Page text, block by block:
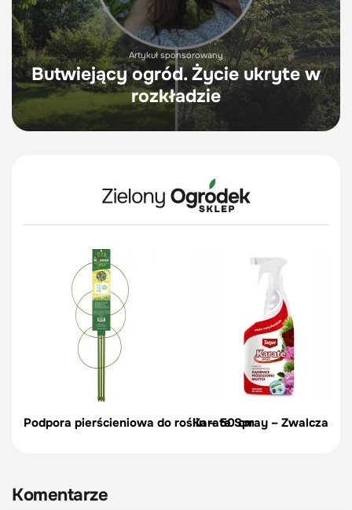
Artykuł sponsorowany
Butwiejący ogród. Życie ukryte w
rozkładzie
Podpora pierścieniowa do roślin – 50 cmKarate Spray – Zwalcza
Komentarze